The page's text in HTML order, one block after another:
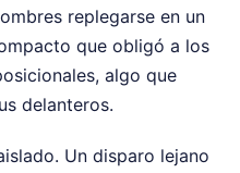
replegarse en un
que obligó a los
algo que
delanteros.
Un disparo lejano